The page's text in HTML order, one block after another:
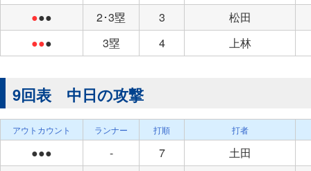
●●● 2･3塁 3
松田
●●● 3塁 4 上林
9回表 中日の攻撃
アウトカウント ランナー 打順 打者
●●● - 7
土田